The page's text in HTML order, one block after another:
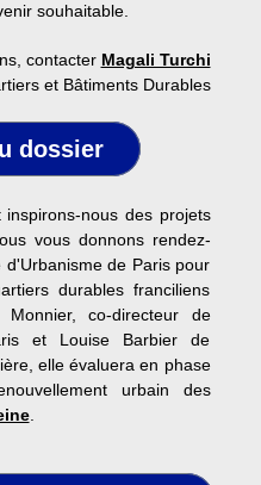
souhaitable.
contacter Magali Turchi
et Bâtiments Durables
dossier
nous des projets
vous donnons rendez-
de Paris pour
durables franciliens
co-directeur de
et Louise Barbier de
elle évaluera en phase
urbain des
.